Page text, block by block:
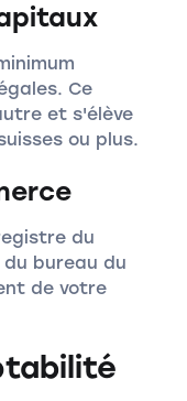
Ce
et s'élève
ou plus.
du
bureau du
de votre